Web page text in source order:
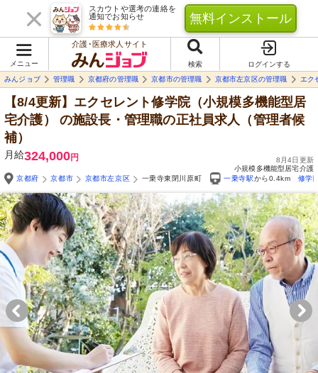
スカウトや選考の連絡を
通知でお知らせ
無料インストール
メニュー
介護･医療求人サイト
検索
ログインする
みんジョブ
管理職 京都府の管理職 京都市の管理職 京都市左京区の管理職 エク
【8/4更新】エクセレント修学院（小規模多機能型居
宅介護）
の施設長・管理職の正社員求人（管理者候
補）
月給324,000円
8月4日更新
小規模多機能型居宅介護
京都府
京都市 京都市左京区 一乗寺東閉川原町 一乗寺駅から0.4km 修学